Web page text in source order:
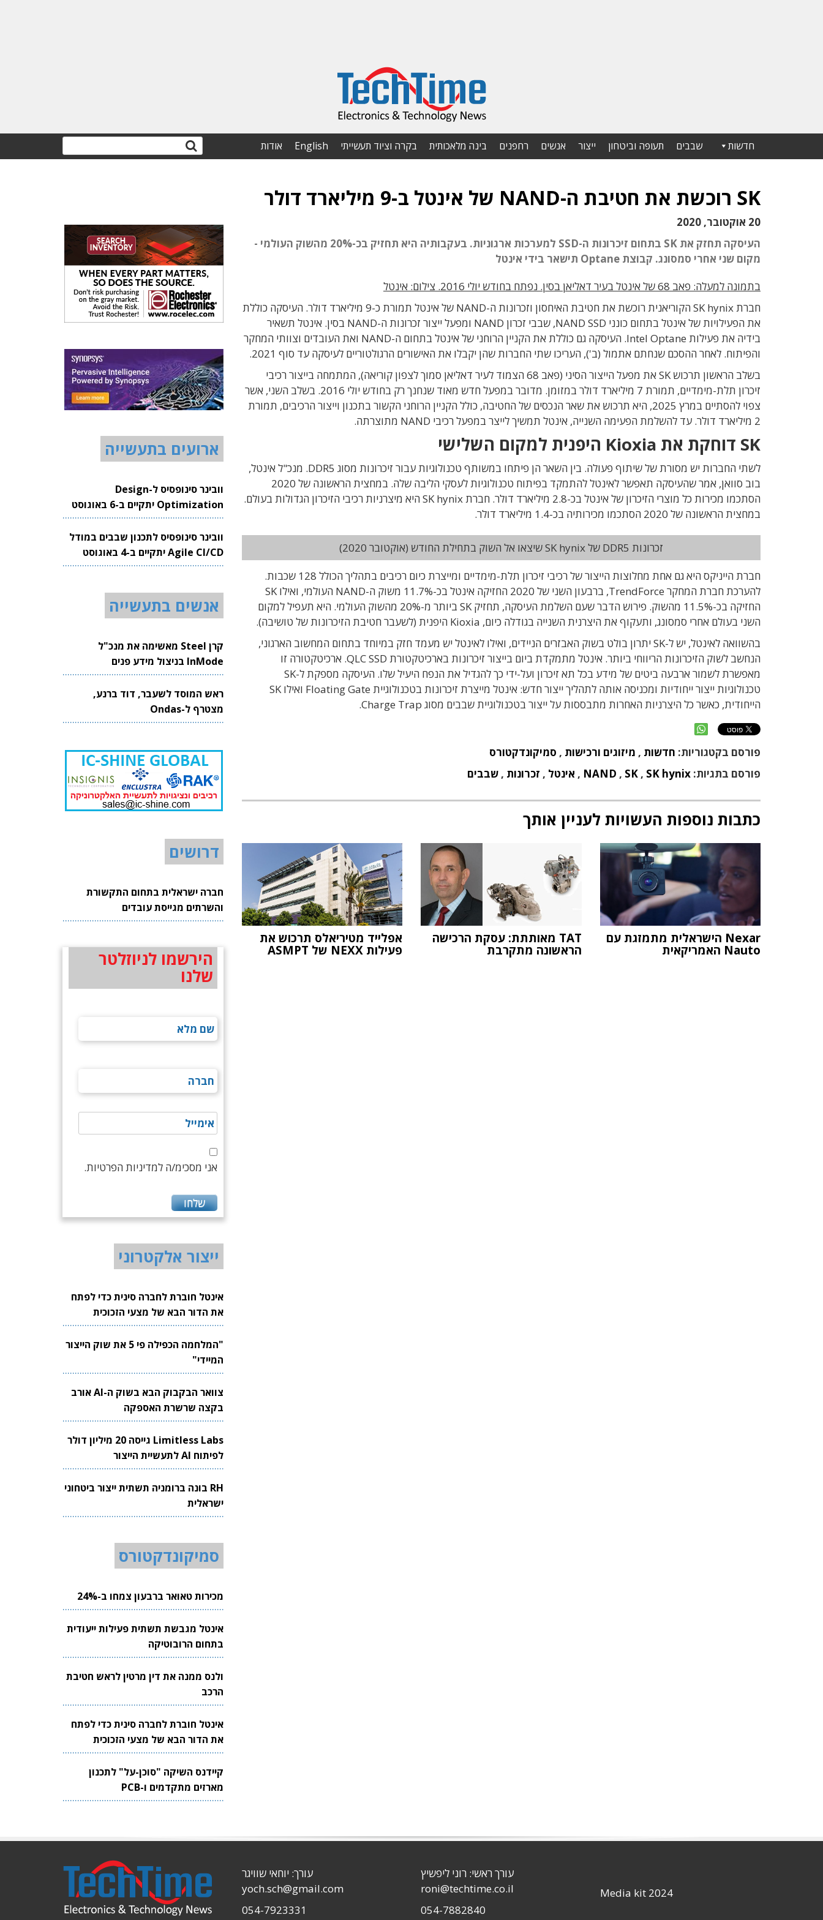
חדשות שבבים תעופה וביטחון ייצור אנשים רחפנים בינה מלאכותית בקרה וציוד תעשייתי English אודות
SK רוכשת את חטיבת ה-NAND של אינטל ב-9 מיליארד דולר
20 אוקטובר, 2020
העיסקה תחזק את SK בתחום זיכרונות ה-SSD למערכות ארגוניות. בעקבותיה היא תחזיק בכ-20% מהשוק העולמי -
מקום שני אחרי סמסונג. קבוצת Optane תישאר בידי אינטל
בתמונה למעלה: פאב 68 של אינטל בעיר דאליאן בסין. נפתח בחודש יולי 2016. צילום: אינטל
חברת SK hynix הקוריאנית רוכשת את חטיבת האיחסון וזכרונות ה-NAND של אינטל תמורת כ-9 מיליארד דולר. העיסקה כוללת
את הפעילויות של אינטל בתחום כונני NAND SSD, שבבי זכרון NAND ומפעל ייצור זכרונות ה-NAND בסין. אינטל תשאיר
בידיה את פעילות Intel Optane. העיסקה גם כוללת את הקניין הרוחני של אינטל בתחום ה-NAND ואת העובדים וצוותי המחקר
והפיתוח. לאחר ההסכם שנחתם אתמול (ב'), העריכו שתי החברות שהן יקבלו את האישורים הרגולטוריים לעיסקה עד סוף 2021.
בשלב הראשון תרכוש SK את מפעל הייצור הסיני (פאב 68 הצמוד לעיר דאליאן סמוך לצפון קוריאה), המתמחה בייצור רכיבי
זיכרון תלת-מימדיים, תמורת 7 מיליארד דולר במזומן. מדובר במפעל חדש מאוד שנחנך רק בחודש יולי 2016. בשלב השני, אשר
צפוי להסתיים במרץ 2025, היא תרכוש את שאר הנכסים של החטיבה, כולל הקניין הרוחני הקשור בתכנון וייצור הרכיבים, תמורת
2 מיליארד דולר. עד להשלמת הפעימה השנייה, אינטל תמשיך לייצר במפעל רכיבי NAND מתוצרתה.
SK דוחקת את Kioxia היפנית למקום השלישי
לשתי החברות יש מסורת של שיתוף פעולה. בין השאר הן פיתחו במשותף טכנולוגיות עבור זיכרונות מסוג DDR5. מנכ"ל אינטל,
בוב סוואן, אמר שהעיסקה תאפשר לאינטל להתמקד בפיתוח טכנולוגיות לעסקי הליבה שלה. במחצית הראשונה של 2020
הסתכמו מכירות כל מוצרי הזיכרון של אינטל בכ-2.8 מיליארד דולר. חברת SK hynix היא מיצרניות רכיבי הזיכרון הגדולות בעולם.
במחצית הראשונה של 2020 הסתכמו מכירותיה בכ-1.4 מיליארד דולר.
זכרונות DDR5 של SK hynix שיצאו אל השוק בתחילת החודש (אוקטובר 2020)
חברת הייניקס היא גם אחת מחלוצות הייצור של רכיבי זיכרון תלת-מימדיים ומייצרת כיום רכיבים בתהליך הכולל 128 שכבות.
להערכת חברת המחקר TrendForce, ברבעון השני של 2020 החזיקה אינטל בכ-11.7% משוק ה-NAND העולמי, ואילו SK
החזיקה בכ-11.5% מהשוק. פירוש הדבר שעם השלמת העיסקה, תחזיק SK ביותר מ-20% מהשוק העולמי. היא תעפיל למקום
השני בעולם אחרי סמסונג, ותעקוף את היצרנית השנייה בגודלה כיום, Kioxia היפנית (לשעבר חטיבת הזיכרונות של טושיבה).
בהשוואה לאינטל, יש ל-SK יתרון בולט בשוק האבזרים הניידים, ואילו לאינטל יש מעמד חזק במיוחד בתחום המחשוב הארגוני,
הנחשב לשוק הזיכרונות הריווחי ביותר. אינטל מתמקדת ביום בייצור זיכרונות בארכיטקטורת QLC SSD. ארכיטקטורה זו
מאפשרת לשמור ארבעה ביטים של מידע בכל תא זיכרון ועל-ידי כך להגדיל את הנפח היעיל שלו. העיסקה מספקת ל-SK
טכנולוגיות ייצור ייחודיות ומכניסה אותה לתהליך ייצור חדש: אינטל מייצרת זיכרונות בטכנולוגיית Floating Gate ואילו SK
הייחודית, כאשר כל היצרניות האחרות מתבססות על ייצור בטכנולוגיית שבבים מסוג Charge Trap.
פורסם בקטגוריות: חדשות , מיזוגים ורכישות , סמיקונדקטורס
פורסם בתגיות:
NAND , SK , SK hynix
, אינטל , זכרונות , שבבים
כתבות נוספות העשויות לעניין אותך
Nexar הישראלית מתמזגת עם
Nauto האמריקאית
TAT מאותתת: עסקת הרכישה
הראשונה מתקרבת
אפלייד מטיריאלס תרכוש את
פעילות NEXX של ASMPT
ארועים בתעשייה
וובינר סינופסיס ל-Design
Optimization יתקיים ב-6 באוגוסט
2026
וובינר סינופסיס לתכנון שבבים במודל
Agile CI/CD יתקיים ב-4 באוגוסט
2026
אנשים בתעשייה
קרן Steel מאשימה את מנכ"ל
InMode בניצול מידע פנים
ראש המוסד לשעבר, דוד ברנע,
מצטרף ל-Ondas
דרושים
חברה ישראלית בתחום התקשורת
והשרתים מגייסת עובדים
הירשמו לניוזלטר
שלנו
אני מסכימ/ה למדיניות הפרטיות.
ייצור אלקטרוני
אינטל חוברת לחברה סינית כדי לפתח
את הדור הבא של מצעי הזכוכית
לשבבים
"המלחמה הכפילה פי 5 את שוק הייצור
המיידי"
צוואר הבקבוק הבא בשוק ה-AI אורב
בקצה שרשרת האספקה
Limitless Labs גייסה 20 מיליון דולר
לפיתוח AI לתעשיית הייצור
RH בונה ברומניה תשתית ייצור ביטחוני
ישראלית
סמיקונדקטורס
מכירות טאואר ברבעון צמחו ב-24%
אינטל מגבשת תשתית פעילות ייעודית
בתחום הרובוטיקה
ולנס ממנה את דין מרטין לראש חטיבת
הרכב
אינטל חוברת לחברה סינית כדי לפתח
את הדור הבא של מצעי הזכוכית
לשבבים
קיידנס השיקה "סוכן-על" לתכנון
מארזים מתקדמים ו-PCB
Media kit 2024
עורך ראשי: רוני ליפשיץ
roni@techtime.co.il
054-7882840
עורך: יוחאי שוויגר
yoch.sch@gmail.com
054-7923331